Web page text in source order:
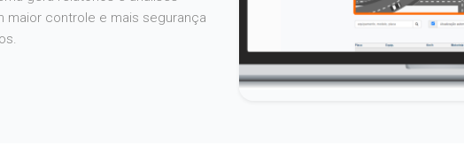
controle e mais segurança